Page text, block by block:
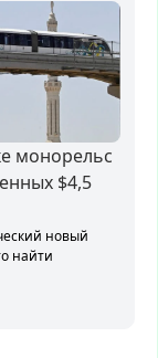
монорельс
$4,5
новый
найти